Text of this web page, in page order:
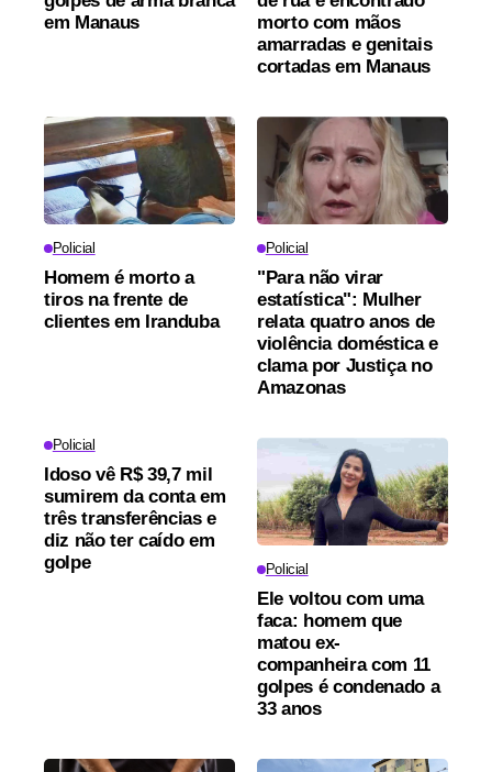
em Manaus
morto com mãos
amarradas e genitais
cortadas em Manaus
Policial
Homem é morto a
tiros na frente de
clientes em Iranduba
Policial
"Para não virar
estatística": Mulher
relata quatro anos de
violência doméstica e
clama por Justiça no
Amazonas
Policial
Idoso vê R$ 39,7 mil
sumirem da conta em
três transferências e
diz não ter caído em
golpe
Policial
Ele voltou com uma
faca: homem que
matou ex-
companheira com 11
golpes é condenado a
33 anos